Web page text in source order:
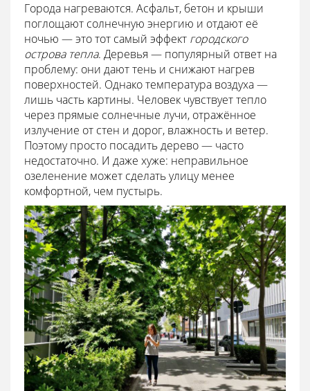
Города нагреваются. Асфальт, бетон и крыши
поглощают солнечную энергию и отдают её
ночью — это тот самый эффект городского
острова тепла. Деревья — популярный ответ на
проблему: они дают тень и снижают нагрев
поверхностей. Однако температура воздуха —
лишь часть картины. Человек чувствует тепло
через прямые солнечные лучи, отражённое
излучение от стен и дорог, влажность и ветер.
Поэтому просто посадить дерево — часто
недостаточно. И даже хуже: неправильное
озеленение может сделать улицу менее
комфортной, чем пустырь.